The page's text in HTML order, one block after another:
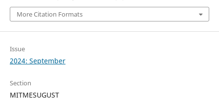
More Citation Formats
Issue
2024: September
Section
MITMESUGUST